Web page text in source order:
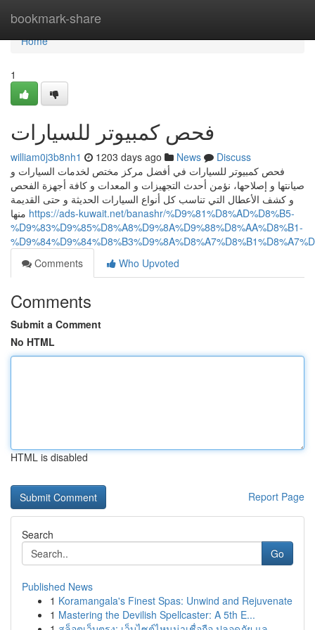
bookmark-share
Home
Home
1
فحص كمبيوتر للسيارات
william0j3b8nh1 1203 days ago News
Discuss
فحص كمبيوتر للسيارات في أفضل مركز مختص لخدمات السيارات و
صيانتها و إصلاحها، نؤمن أحدث التجهيزات و المعدات و كافة أجهزة الفحص
و كشف الأعطال التي تناسب كل أنواع السيارات الحديثة و حتى القديمة
https://ads-kuwait.net/banashr/%D9%81%D8%AD%D8%B5-
%D9%83%D9%85%D8%A8%D9%8A%D9%88%D8%AA%D8%B1-
Comments
Who Upvoted
Comments
Submit a Comment
No HTML
HTML is disabled
Report Page
Search
Go
Published News
1 Koramangala's Finest Spas: Unwind and Rejuvenate
1 Mastering the Devilish Spellcaster: A 5th E...